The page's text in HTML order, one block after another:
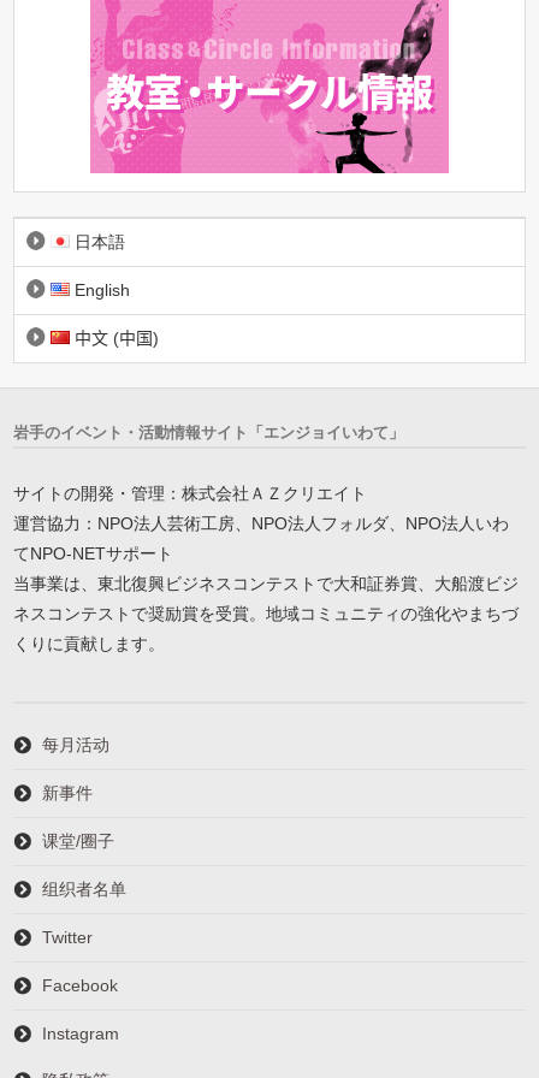
日本語
English
中文 (中国)
岩手のイベント・活動情報サイト「エンジョイいわて」
サイトの開発・管理：株式会社ＡＺクリエイト
運営協力：NPO法人芸術工房、NPO法人フォルダ、NPO法人いわ
てNPO-NETサポート
当事業は、東北復興ビジネスコンテストで大和証券賞、大船渡ビジ
ネスコンテストで奨励賞を受賞。地域コミュニティの強化やまちづ
くりに貢献します。
每月活动
新事件
课堂/圈子
组织者名单
Twitter
Facebook
Instagram